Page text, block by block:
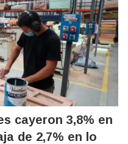
cayeron 3,8% en
de 2,7% en lo